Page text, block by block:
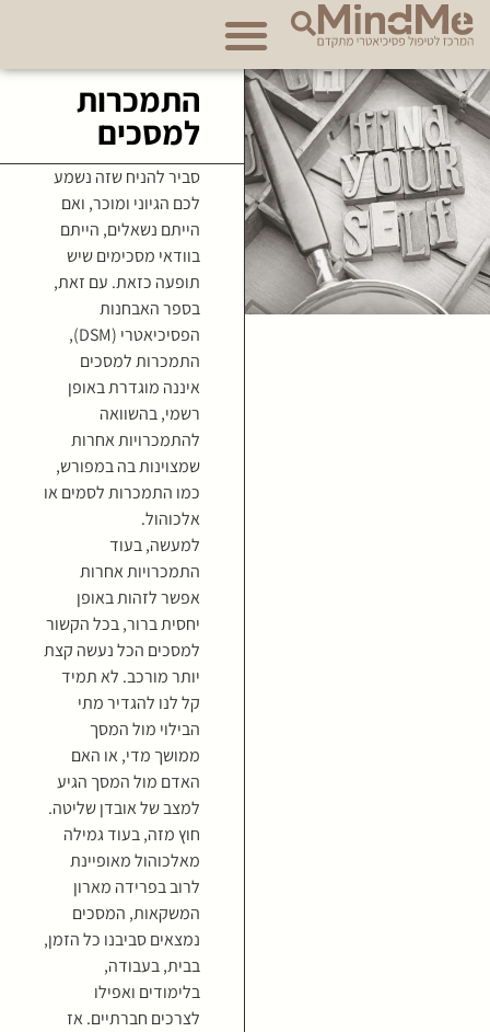
התמכרות
למסכים
סביר להניח שזה נשמע
לכם הגיוני ומוכר, ואם
הייתם נשאלים, הייתם
בוודאי מסכימים שיש
תופעה כזאת. עם זאת,
בספר האבחנות
הפסיכיאטרי (DSM),
התמכרות למסכים
איננה מוגדרת באופן
רשמי, בהשוואה
להתמכרויות אחרות
שמצוינות בה במפורש,
כמו התמכרות לסמים או
אלכוהול.
למעשה, בעוד
התמכרויות אחרות
אפשר לזהות באופן
יחסית ברור, בכל הקשור
למסכים הכל נעשה קצת
יותר מורכב. לא תמיד
קל לנו להגדיר מתי
הבילוי מול המסך
ממושך מדי, או האם
האדם מול המסך הגיע
למצב של אובדן שליטה.
חוץ מזה, בעוד גמילה
מאלכוהול מאופיינת
לרוב בפרידה מארון
המשקאות, המסכים
נמצאים סביבנו כל הזמן,
בבית, בעבודה,
בלימודים ואפילו
לצרכים חברתיים. אז